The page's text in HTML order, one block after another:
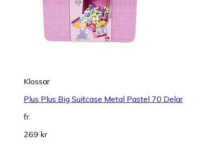
Klossar
Plus Plus Big Suitcase Metal Pastel 70 Delar
fr.
269 kr